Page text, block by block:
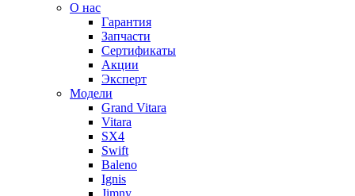
О нас
Гарантия
Запчасти
Сертификаты
Акции
Эксперт
Модели
Grand Vitara
Vitara
SX4
Swift
Baleno
Ignis
Jimny